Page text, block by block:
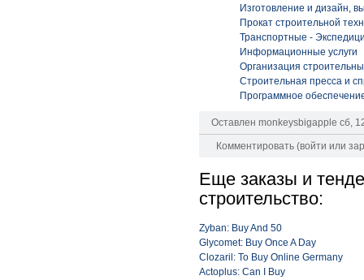
Изготовление и дизайн,
Прокат строительной
Транспортные -
Информационные услуги
Организация
Строительная пресса и
Программное
Оставлен monkeysbigapple сб,
Комментировать (войти или
Еще заказы и
строительство:
Zyban: Buy And 50
Glycomet: Buy Once A Day
Clozaril: To Buy Online Germany
Actoplus: Can I Buy